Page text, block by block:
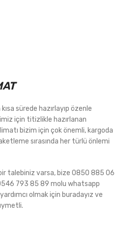
sürede hazırlayıp özenle
için titizlikle hazırlanan
bizim için çok önemli, kargoda
sırasında her türlü önlemi
talebiniz varsa, bize 0850 885 06
793 85 89 molu whatsapp
olmak için buradayız ve